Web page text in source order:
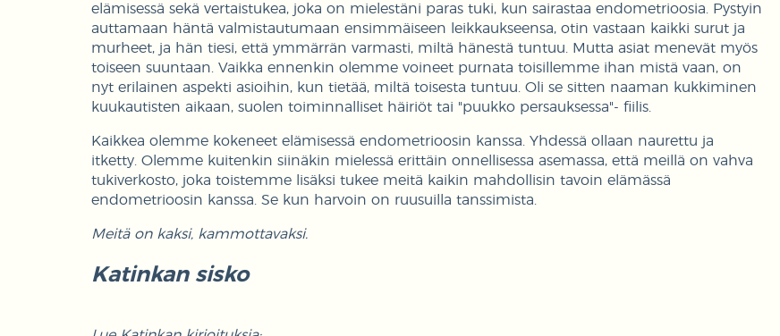
elämisessä sekä vertaistukea, joka on mielestäni paras tuki, kun sairastaa endometrioosia. Pystyin
auttamaan häntä valmistautumaan ensimmäiseen leikkaukseensa, otin vastaan kaikki surut ja
murheet, ja hän tiesi, että ymmärrän varmasti, miltä hänestä tuntuu. Mutta asiat menevät myös
toiseen suuntaan. Vaikka ennenkin olemme voineet purnata toisillemme ihan mistä vaan, on
nyt erilainen aspekti asioihin, kun tietää, miltä toisesta tuntuu. Oli se sitten naaman kukkiminen
kuukautisten aikaan, suolen toiminnalliset häiriöt tai "puukko persauksessa"- fiilis.
Kaikkea olemme kokeneet elämisessä endometrioosin kanssa. Yhdessä ollaan naurettu ja
itketty. Olemme kuitenkin siinäkin mielessä erittäin onnellisessa asemassa, että meillä on vahva
tukiverkosto, joka toistemme lisäksi tukee meitä kaikin mahdollisin tavoin elämässä
endometrioosin kanssa. Se kun harvoin on ruusuilla tanssimista.
Meitä on kaksi, kammottavaksi.
Katinkan sisko